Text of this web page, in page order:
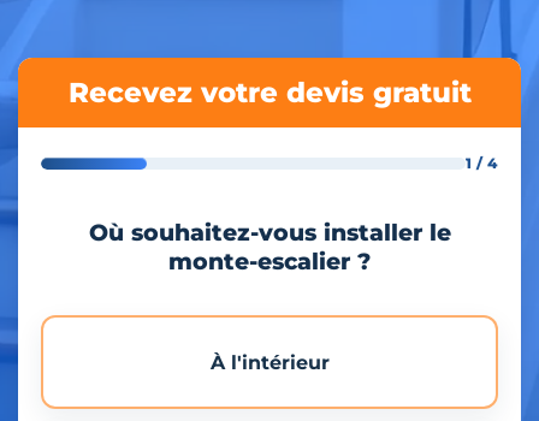
Recevez votre devis gratuit
1 / 4
Où souhaitez-vous installer le
monte-escalier ?
À l'intérieur